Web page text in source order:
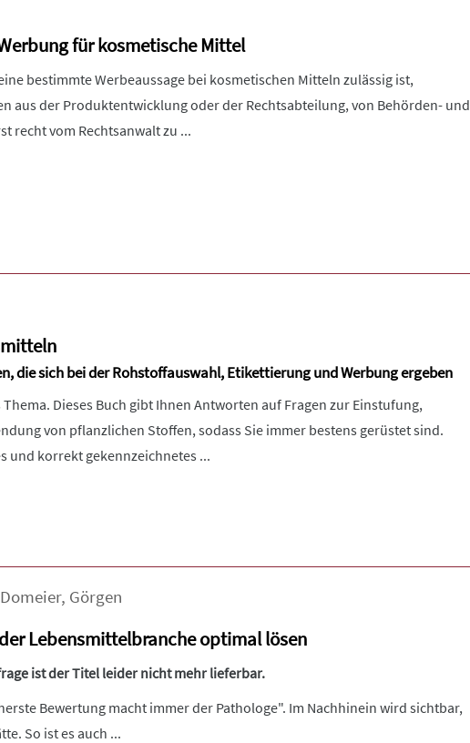
für kosmetische Mittel
bestimmte Werbeaussage bei kosmetischen Mitteln zulässig ist,
aus der Produktentwicklung oder der Rechtsabteilung, von Behörden- und
recht vom Rechtsanwalt zu ...
die sich bei der Rohstoffauswahl, Etikettierung und Werbung ergeben
Dieses Buch gibt Ihnen Antworten auf Fragen zur Einstufung,
von pflanzlichen Stoffen, sodass Sie immer bestens gerüstet sind.
und korrekt gekennzeichnetes ...
Domeier, Görgen
Lebensmittelbranche optimal lösen
ist der Titel leider nicht mehr lieferbar.
Bewertung macht immer der Pathologe". Im Nachhinein wird sichtbar,
So ist es auch ...